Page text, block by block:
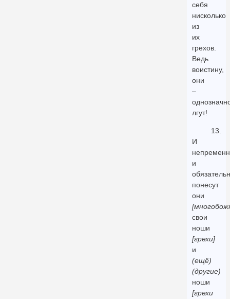
себя
нисколько
из
их
грехов.
Ведь
воистину,
они
–
лгут!
13.
И
и
понесут
они
свои
ноши
[грехи]
и
(ещё)
(другие)
ноши
[грехи